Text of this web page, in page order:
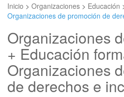
Inicio > Organizaciones > Educación
Organizaciones de promoción de
Organizaciones
+ Educación
Organizaciones
de derechos e